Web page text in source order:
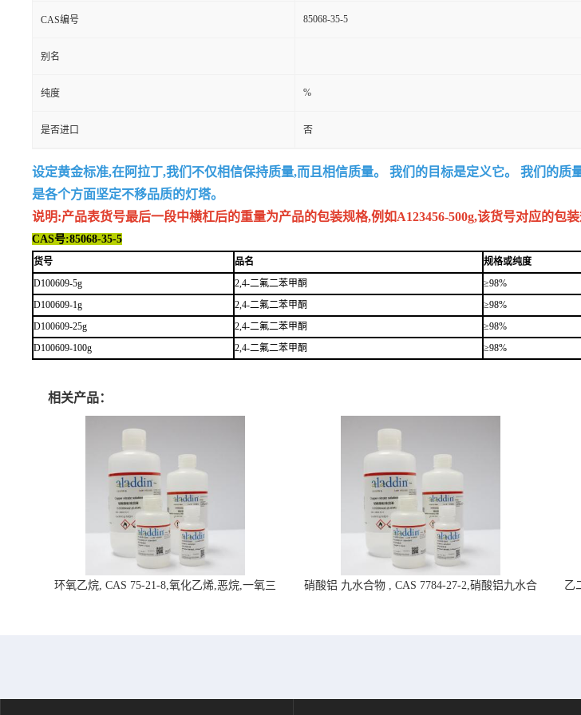
CAS编号 85068-35-5
别名
纯度 %
是否进口 否
设定黄金标准,在阿拉丁,我们不仅相信保持质量,而且相信质量。 我们的目标是定义它。 我们的
是各个方面坚定不移品质的灯塔。
说明:产品表货号最后一段中横杠后的重量为产品的包装规格,例如A123456-500g,该货号对应的包装
CAS号:85068-35-5
货号 品名 规格或纯度
D100609-5g
2,4-二氟二苯甲酮 ≥98%
D100609-1g
2,4-二氟二苯甲酮 ≥98%
D100609-25g
2,4-二氟二苯甲酮 ≥98%
D100609-100g
2,4-二氟二苯甲酮 ≥98%
相关产品：
环氧乙烷, CAS 75-21-8,氧化乙烯,恶烷,一氧三
硝酸铝 九水合物 , CAS 7784-27-2,硝酸铝九水合
乙